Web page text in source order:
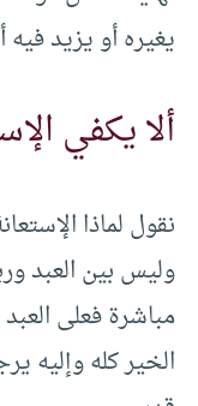
يغيره أو يزيد
ألا يكفي
نقول لماذا
وليس بين العبد
مباشرة فعلى
الخير كله وإليه